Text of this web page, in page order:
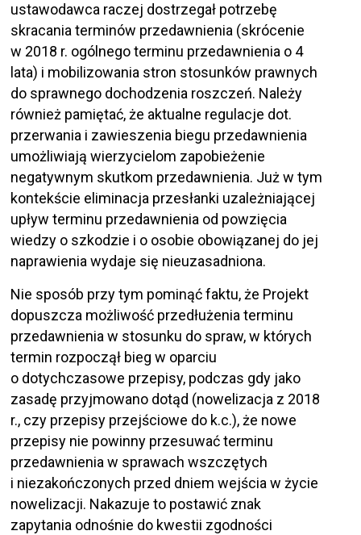
ustawodawca raczej dostrzegał potrzebę
skracania terminów przedawnienia (skrócenie
w 2018 r. ogólnego terminu przedawnienia o 4
lata) i mobilizowania stron stosunków prawnych
do sprawnego dochodzenia roszczeń. Należy
również pamiętać, że aktualne regulacje dot.
przerwania i zawieszenia biegu przedawnienia
umożliwiają wierzycielom zapobieżenie
negatywnym skutkom przedawnienia. Już w tym
kontekście eliminacja przesłanki uzależniającej
upływ terminu przedawnienia od powzięcia
wiedzy o szkodzie i o osobie obowiązanej do jej
naprawienia wydaje się nieuzasadniona.
Nie sposób przy tym pominąć faktu, że Projekt
dopuszcza możliwość przedłużenia terminu
przedawnienia w stosunku do spraw, w których
termin rozpoczął bieg w oparciu
o dotychczasowe przepisy, podczas gdy jako
zasadę przyjmowano dotąd (nowelizacja z 2018
r., czy przepisy przejściowe do k.c.), że nowe
przepisy nie powinny przesuwać terminu
przedawnienia w sprawach wszczętych
i niezakończonych przed dniem wejścia w życie
nowelizacji. Nakazuje to postawić znak
zapytania odnośnie do kwestii zgodności